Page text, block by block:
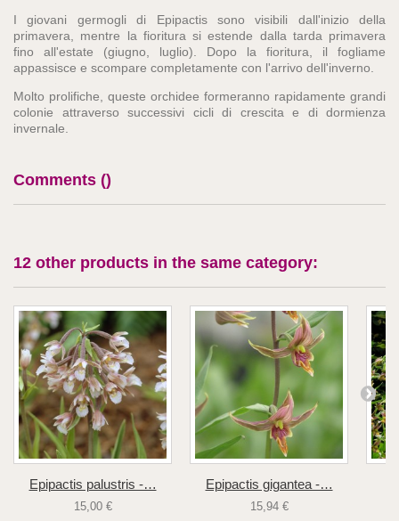
I giovani germogli di Epipactis sono visibili dall'inizio della
primavera, mentre la fioritura si estende dalla tarda primavera
fino all'estate (giugno, luglio). Dopo la fioritura, il fogliame
appassisce e scompare completamente con l'arrivo dell'inverno.
Molto prolifiche, queste orchidee formeranno rapidamente grandi
colonie attraverso successivi cicli di crescita e di dormienza
invernale.
Comments ()
12 other products in the same category:
Epipactis palustris -…
15,00 €
Epipactis gigantea -…
15,94 €